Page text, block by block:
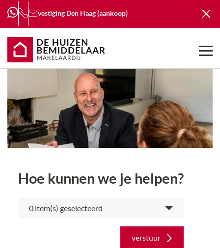
vestiging Den Haag (aankoop)
Hoe kunnen we je helpen?
item(s) geselecteerd
verstuur